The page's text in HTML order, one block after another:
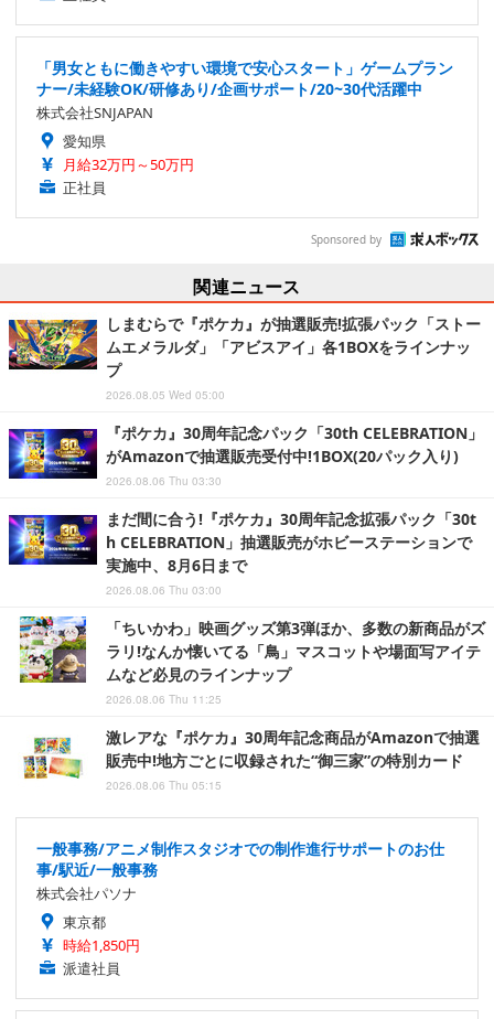
「男女ともに働きやすい環境で安心スタート」ゲームプラン
ナー/未経験OK/研修あり/企画サポート/20~30代活躍中
株式会社SNJAPAN
愛知県
月給32万円～50万円
正社員
Sponsored by
関連ニュース
しまむらで『ポケカ』が抽選販売!拡張パック「ストー
ムエメラルダ」「アビスアイ」各1BOXをラインナッ
プ
2026.08.05 Wed 05:00
『ポケカ』30周年記念パック「30th CELEBRATION」
がAmazonで抽選販売受付中!1BOX(20パック入り)
2026.08.06 Thu 03:30
まだ間に合う!『ポケカ』30周年記念拡張パック「30t
h CELEBRATION」抽選販売がホビーステーションで
実施中、8月6日まで
2026.08.06 Thu 03:00
「ちいかわ」映画グッズ第3弾ほか、多数の新商品がズ
ラリ!なんか懐いてる「鳥」マスコットや場面写アイテ
ムなど必見のラインナップ
2026.08.06 Thu 11:25
激レアな『ポケカ』30周年記念商品がAmazonで抽選
販売中!地方ごとに収録された“御三家”の特別カード
2026.08.06 Thu 05:15
一般事務/アニメ制作スタジオでの制作進行サポートのお仕
事/駅近/一般事務
株式会社パソナ
東京都
時給1,850円
派遣社員